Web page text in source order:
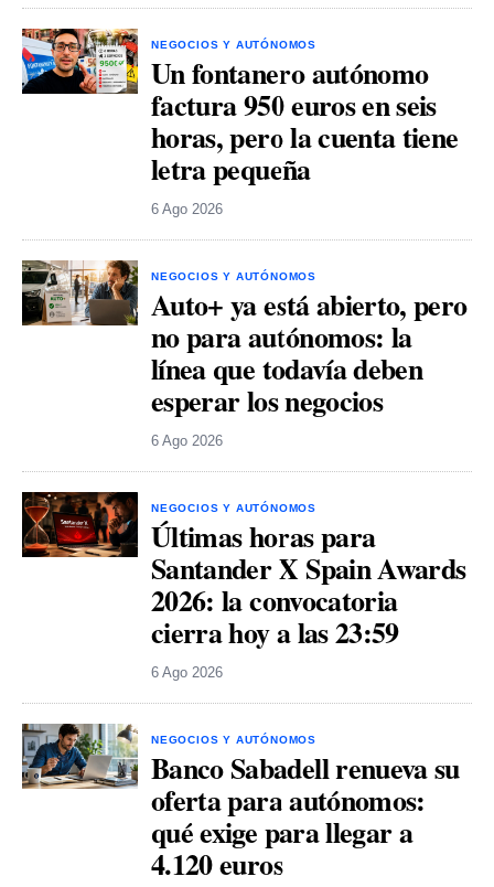
NEGOCIOS Y AUTÓNOMOS
Un fontanero autónomo
factura 950 euros en seis
horas, pero la cuenta tiene
letra pequeña
6 Ago 2026
NEGOCIOS Y AUTÓNOMOS
Auto+ ya está abierto, pero
no para autónomos: la
línea que todavía deben
esperar los negocios
6 Ago 2026
NEGOCIOS Y AUTÓNOMOS
Últimas horas para
Santander X Spain Awards
2026: la convocatoria
cierra hoy a las 23:59
6 Ago 2026
NEGOCIOS Y AUTÓNOMOS
Banco Sabadell renueva su
oferta para autónomos:
qué exige para llegar a
4.120 euros